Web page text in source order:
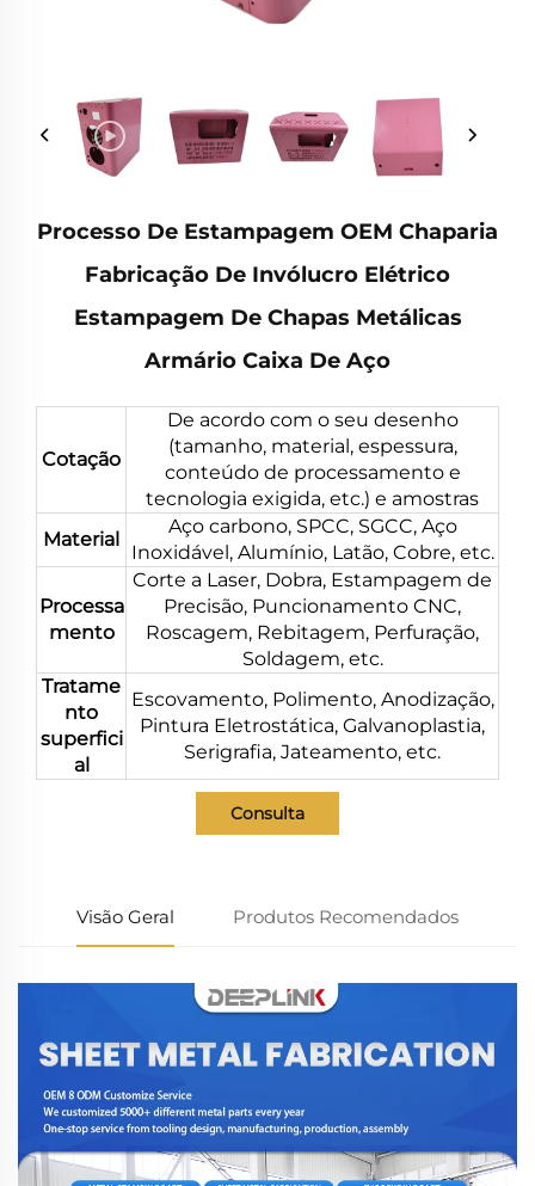
Processo De Estampagem OEM Chaparia
Fabricação De Invólucro Elétrico
Estampagem De Chapas Metálicas
Armário Caixa De Aço
Cotação
De acordo com o seu desenho
(tamanho, material, espessura,
conteúdo de processamento e
tecnologia exigida, etc.) e amostras
Material
Aço carbono, SPCC, SGCC, Aço
Inoxidável, Alumínio, Latão, Cobre, etc.
Processa
mento
Corte a Laser, Dobra, Estampagem de
Precisão, Puncionamento CNC,
Roscagem, Rebitagem, Perfuração,
Soldagem, etc.
Tratame
nto
superfici
al
Escovamento, Polimento, Anodização,
Pintura Eletrostática, Galvanoplastia,
Serigrafia, Jateamento, etc.
Consulta
Visão Geral Produtos Recomendados